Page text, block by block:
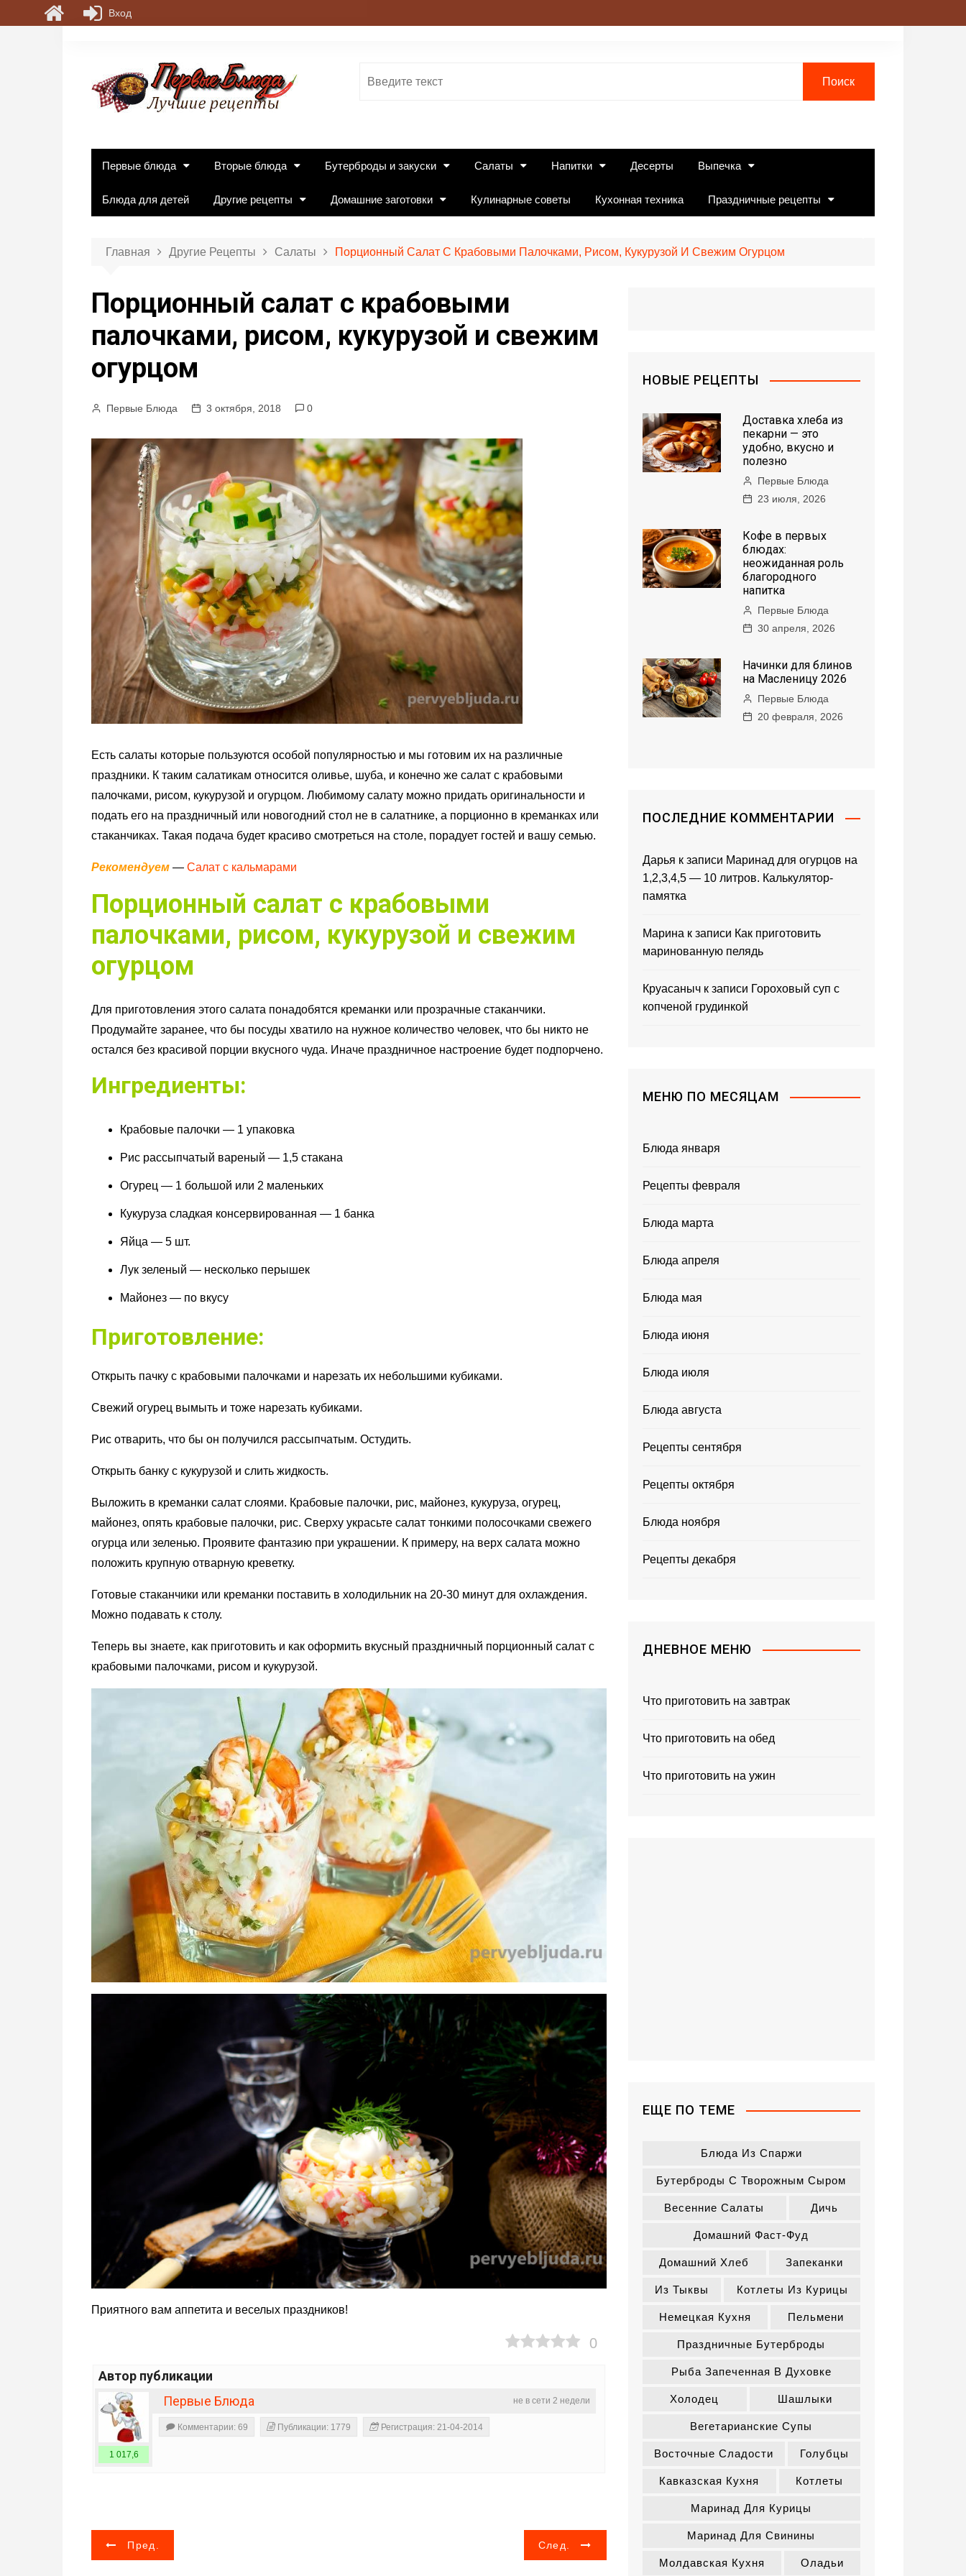
Первые блюда Вторые блюда Бутерброды и закуски Салаты Напитки Десерты Выпечка
Блюда для детей Другие рецепты Домашние заготовки Кулинарные советы Кухонная техника Праздничные рецепты
Главная Другие Рецепты Салаты Порционный Салат С Крабовыми Палочками, Рисом, Кукурузой И Свежим Огурцом
Порционный салат с крабовыми
палочками, рисом, кукурузой и свежим
огурцом
Первые Блюда 3 октября, 2018 0
Есть салаты которые пользуются особой популярностью и мы готовим их на различные
праздники. К таким салатикам относится оливье, шуба, и конечно же салат с крабовыми
палочками, рисом, кукурузой и огурцом. Любимому салату можно придать оригинальности и
подать его на праздничный или новогодний стол не в салатнике, а порционно в креманках или
стаканчиках. Такая подача будет красиво смотреться на столе, порадует гостей и вашу семью.
Рекомендуем — Салат с кальмарами
Порционный салат с крабовыми
палочками, рисом, кукурузой и свежим
огурцом
Для приготовления этого салата понадобятся креманки или прозрачные стаканчики.
Продумайте заранее, что бы посуды хватило на нужное количество человек, что бы никто не
остался без красивой порции вкусного чуда. Иначе праздничное настроение будет подпорчено.
Ингредиенты:
Крабовые палочки — 1 упаковка
Рис рассыпчатый вареный — 1,5 стакана
Огурец — 1 большой или 2 маленьких
Кукуруза сладкая консервированная — 1 банка
Яйца — 5 шт.
Лук зеленый — несколько перышек
Майонез — по вкусу
Приготовление:
Открыть пачку с крабовыми палочками и нарезать их небольшими кубиками.
Свежий огурец вымыть и тоже нарезать кубиками.
Рис отварить, что бы он получился рассыпчатым. Остудить.
Открыть банку с кукурузой и слить жидкость.
Выложить в креманки салат слоями. Крабовые палочки, рис, майонез, кукуруза, огурец,
майонез, опять крабовые палочки, рис. Сверху украсьте салат тонкими полосочками свежего
огурца или зеленью. Проявите фантазию при украшении. К примеру, на верх салата можно
положить крупную отварную креветку.
Готовые стаканчики или креманки поставить в холодильник на 20-30 минут для охлаждения.
Можно подавать к столу.
Теперь вы знаете, как приготовить и как оформить вкусный праздничный порционный салат с
крабовыми палочками, рисом и кукурузой.
Приятного вам аппетита и веселых праздников!
0
Автор публикации
не в сети 2 недели
Первые Блюда
1 017,6
Комментарии: 69 Публикации: 1779 Регистрация: 21-04-2014
Н
Пред. След.
НОВЫЕ РЕЦЕПТЫ
Доставка хлеба из
пекарни — это
удобно, вкусно и
полезно
Первые Блюда
23 июля, 2026
Кофе в первых
блюдах:
неожиданная роль
благородного
напитка
Первые Блюда
30 апреля, 2026
Начинки для блинов
на Масленицу 2026
Первые Блюда
20 февраля, 2026
ПОСЛЕДНИЕ КОММЕНТАРИИ
Дарья к записи Маринад для огурцов на
1,2,3,4,5 — 10 литров. Калькулятор-
памятка
Марина к записи Как приготовить
маринованную пелядь
Круасанычк записи Гороховый суп с
копченой грудинкой
МЕНЮ ПО МЕСЯЦАМ
Блюда января
Рецепты февраля
Блюда марта
Блюда апреля
Блюда мая
Блюда июня
Блюда июля
Блюда августа
Рецепты сентября
Рецепты октября
Блюда ноября
Рецепты декабря
ДНЕВНОЕ МЕНЮ
Что приготовить на завтрак
Что приготовить на обед
Что приготовить на ужин
ЕЩЕ ПО ТЕМЕ
Блюда Из Спаржи
Бутерброды С Творожным Сыром
Весенние Салаты Дичь
Домашний Фаст-Фуд
Домашний Хлеб Запеканки
Из Тыквы Котлеты Из Курицы
Немецкая Кухня Пельмени
Праздничные Бутерброды
Рыба Запеченная В Духовке
Холодец Шашлыки
Вегетарианские Супы
Восточные Сладости Голубцы
Кавказская Кухня Котлеты
Маринад Для Курицы
Маринад Для Свинины
Молдавская Кухня Оладьи
Вход